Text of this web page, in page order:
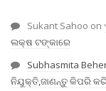
Sukant Sahoo on
ଲକ୍ଷ ଟଙ୍କାରେ
Subhasmita
ନିଯୁକ୍ତି,ଜାଣନ୍ତୁ କିପରି